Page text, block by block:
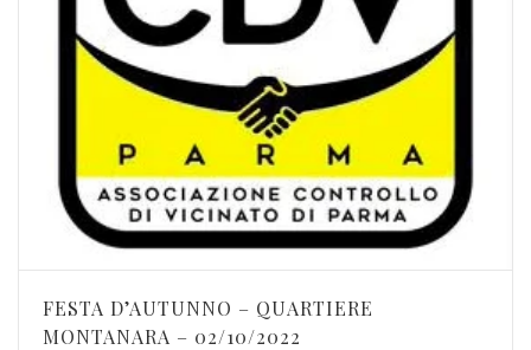
FESTA D’AUTUNNO – QUARTIERE
MONTANARA – 02/10/2022